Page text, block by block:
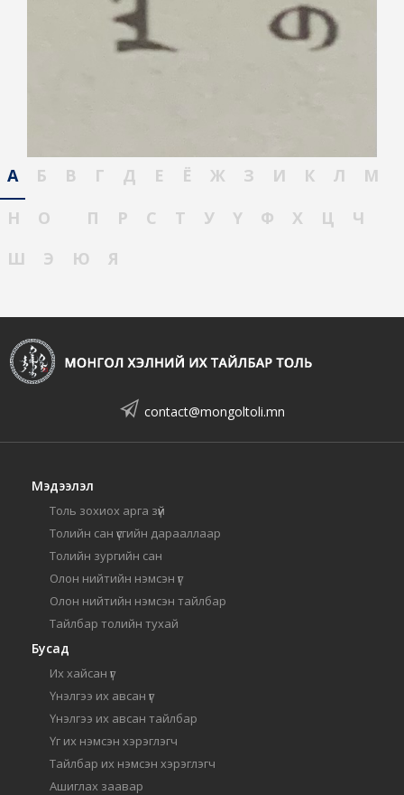
А Б В Г Д Е Ё Ж З И К Л
М
Н
О П Р С Т У Ү Ф Х Ц
Ч
Ш
Э Ю Я
contact@mongoltoli.mn
Мэдээлэл
Толь зохиох арга зүй
Толийн сан үсгийн дарааллаар
Толийн зургийн сан
Олон нийтийн нэмсэн үг
Олон нийтийн нэмсэн тайлбар
Тайлбар толийн тухай
Бусад
Их хайсан үг
Үнэлгээ их авсан үг
Үнэлгээ их авсан тайлбар
Үг их нэмсэн хэрэглэгч
Тайлбар их нэмсэн хэрэглэгч
Ашиглах заавар